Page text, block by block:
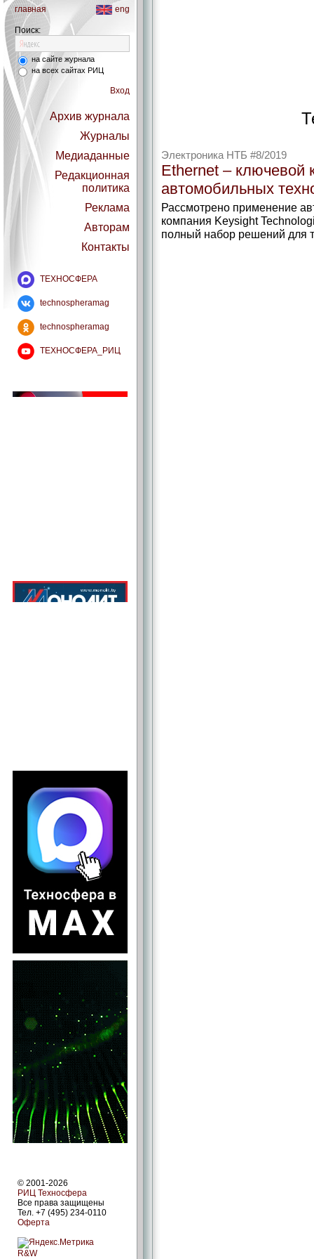
главная eng
Поиск:
на сайте журнала
на всех сайтах РИЦ
Вход
Архив журнала
Журналы
Медиаданные
Редакционная
политика
Реклама
Авторам
Контакты
ТЕХНОСФЕРА
technospheramag
technospheramag
ТЕХНОСФЕРА_РИЦ
© 2001-2026
РИЦ Техносфера
Все права защищены
Тел. +7 (495) 234-0110
Оферта
R&W
Электроника НТБ #8/2019
Ethernet – ключевой
автомобильных
Рассмотрено применение
компания Keysight
полный набор решений для